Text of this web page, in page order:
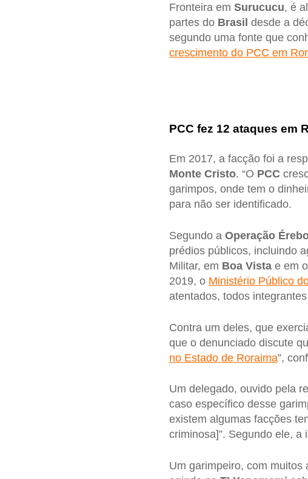
Fronteira em Surucucu, é
partes do Brasil desde a
segundo uma fonte que
crescimento do PCC em
PCC fez 12 ataques em
Em 2017, a facção foi a
Monte Cristo. “O PCC
garimpos, onde tem o
para não ser identificado.
Segundo a Operação
prédios públicos, incluindo
Militar, em Boa Vistae em
2019, o Ministério Público
atentados, todos
Contra um deles, que
que o denunciado discute
no Estado de Roraima”,
Um delegado, ouvido pela
caso específico desse
existem algumas facções
criminosa]”. Segundo ele, a
Um garimpeiro, com muitos